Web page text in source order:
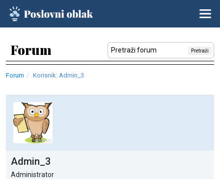
Forum Pretraži
Forum Korisnik: Admin_3
Admin_3
Administrator